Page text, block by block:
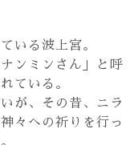
いる波上宮。
ンミンさん」と呼
ている。
が、その昔、ニラ
々への祈りを行っ